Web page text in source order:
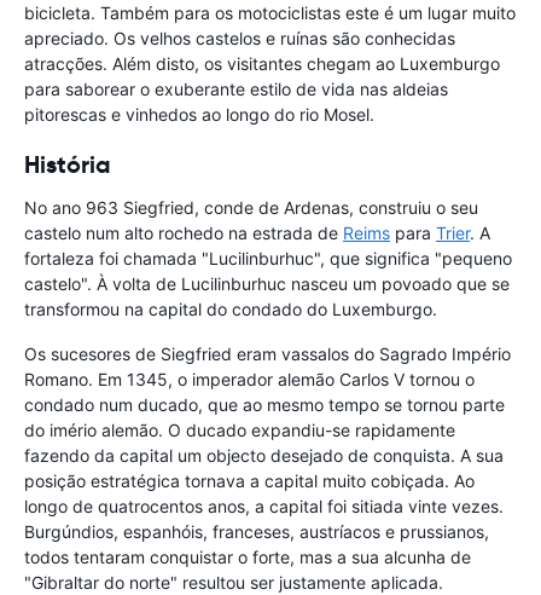
bicicleta. Também para os motociclistas este é um lugar muito
apreciado. Os velhos castelos e ruínas são conhecidas
atracções. Além disto, os visitantes chegam ao Luxemburgo
para saborear o exuberante estilo de vida nas aldeias
pitorescas e vinhedos ao longo do rio Mosel.
História
No ano 963 Siegfried, conde de Ardenas, construiu o seu
castelo num alto rochedo na estrada de Reims para Trier. A
fortaleza foi chamada "Lucilinburhuc", que significa "pequeno
castelo". À volta de Lucilinburhuc nasceu um povoado que se
transformou na capital do condado do Luxemburgo.
Os sucesores de Siegfried eram vassalos do Sagrado Império
Romano. Em 1345, o imperador alemão Carlos V tornou o
condado num ducado, que ao mesmo tempo se tornou parte
do imério alemão. O ducado expandiu-se rapidamente
fazendo da capital um objecto desejado de conquista. A sua
posição estratégica tornava a capital muito cobiçada. Ao
longo de quatrocentos anos, a capital foi sitiada vinte vezes.
Burgúndios, espanhóis, franceses, austríacos e prussianos,
todos tentaram conquistar o forte, mas a sua alcunha de
"Gibraltar do norte" resultou ser justamente aplicada.